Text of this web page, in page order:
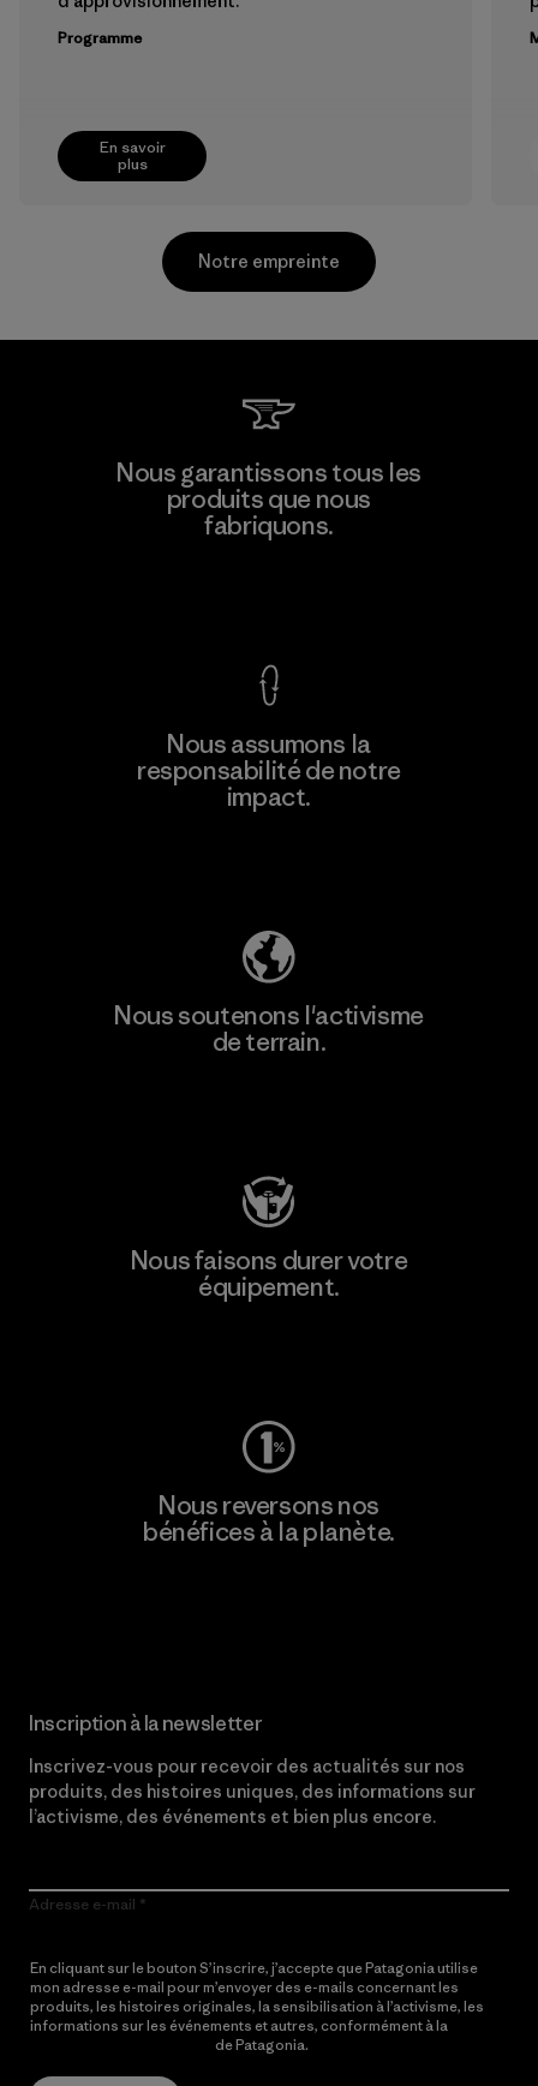
En savoir
plus
Programme
plus
Supertex S.A.
Notre empreinte
Nous garantissons tous les
produits que nous
fabriquons.
Nous assumons la
responsabilité de notre
impact.
Nous soutenons l'activisme
de terrain.
Nous faisons durer votre
équipement.
Nous reversons nos
bénéfices à la planète.
Inscription à la newsletter
Inscrivez-vous pour recevoir des actualités sur nos
produits, des histoires uniques, des informations sur
l’activisme, des événements et bien plus encore.
Adresse e-mail
En cliquant sur le bouton S’inscrire, j’accepte que Patagonia utilise
mon adresse e-mail pour m’envoyer des e-mails concernant les
produits, les histoires originales, la sensibilisation à l’activisme, les
informations sur les événements et autres, conformément à la
de Patagonia.